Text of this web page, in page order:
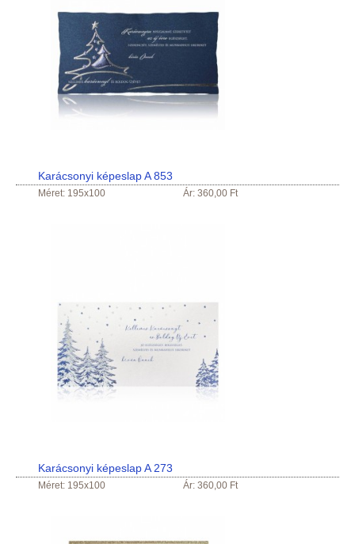
Karácsonyi képeslap A 853
Méret: 195x100 Ár: 360,00 Ft
Karácsonyi képeslap A 273
Méret: 195x100 Ár: 360,00 Ft